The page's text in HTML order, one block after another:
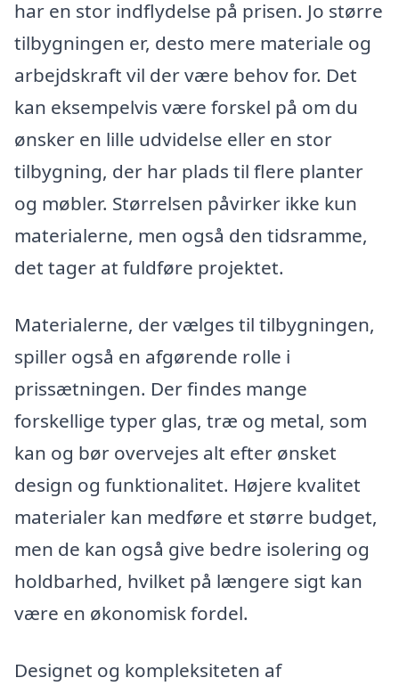
har en stor indflydelse på prisen. Jo større
tilbygningen er, desto mere materiale og
arbejdskraft vil der være behov for. Det
kan eksempelvis være forskel på om du
ønsker en lille udvidelse eller en stor
tilbygning, der har plads til flere planter
og møbler. Størrelsen påvirker ikke kun
materialerne, men også den tidsramme,
det tager at fuldføre projektet.
Materialerne, der vælges til tilbygningen,
spiller også en afgørende rolle i
prissætningen. Der findes mange
forskellige typer glas, træ og metal, som
kan og bør overvejes alt efter ønsket
design og funktionalitet. Højere kvalitet
materialer kan medføre et større budget,
men de kan også give bedre isolering og
holdbarhed, hvilket på længere sigt kan
være en økonomisk fordel.
Designet og kompleksiteten af